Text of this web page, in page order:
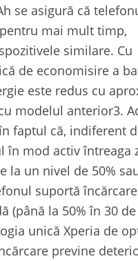
se asigură că
mai mult timp,
similare. Cu
de economisire a
este redus cu
modelul anterior3.
faptul că, indiferent
în mod activ întreaga
la un nivel de 50%
suportă
(până la 50% în 30
unică Xperia de
previne